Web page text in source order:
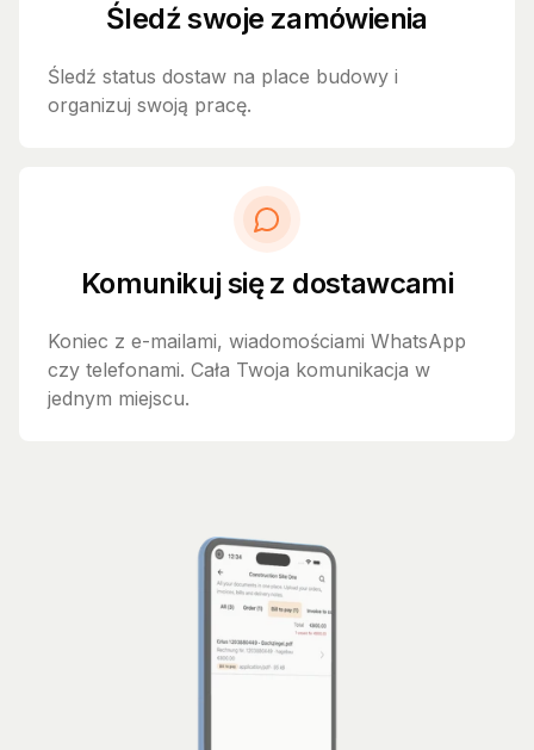
Śledź swoje zamówienia
Śledź status dostaw na place budowy i
organizuj swoją pracę.
Komunikuj się z dostawcami
Koniec z e-mailami, wiadomościami WhatsApp
czy telefonami. Cała Twoja komunikacja w
jednym miejscu.